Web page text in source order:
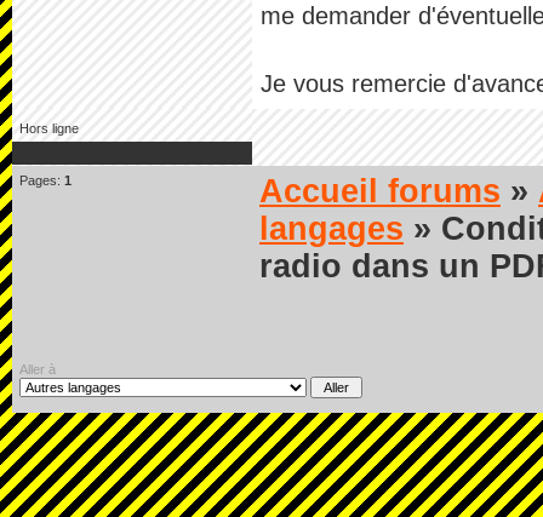
me demander
Je vous remercie
Hors ligne
Pages: 1 Accueil forums »
langages »
radio dans un
Aller à